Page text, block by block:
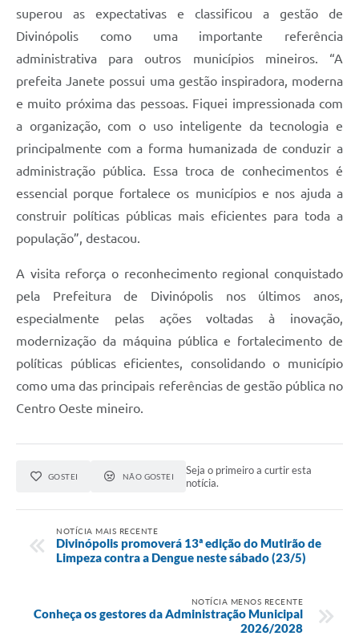
superou as expectativas e classificou a gestão de
Divinópolis como uma importante referência
administrativa para outros municípios mineiros. “A
prefeita Janete possui uma gestão inspiradora, moderna
e muito próxima das pessoas. Fiquei impressionada com
a organização, com o uso inteligente da tecnologia e
principalmente com a forma humanizada de conduzir a
administração pública. Essa troca de conhecimentos é
essencial porque fortalece os municípios e nos ajuda a
construir políticas públicas mais eficientes para toda a
população”, destacou.
A visita reforça o reconhecimento regional conquistado
pela Prefeitura de Divinópolis nos últimos anos,
especialmente pelas ações voltadas à inovação,
modernização da máquina pública e fortalecimento de
políticas públicas eficientes, consolidando o município
como uma das principais referências de gestão pública no
Centro Oeste mineiro.
GOSTEI NÃO GOSTEI
Seja o primeiro a curtir esta
notícia.
NOTÍCIA MAIS RECENTE
Divinópolis promoverá 13ª edição do Mutirão de
Limpeza contra a Dengue neste sábado (23/5)
NOTÍCIA MENOS RECENTE
Conheça os gestores da Administração Municipal
2026/2028